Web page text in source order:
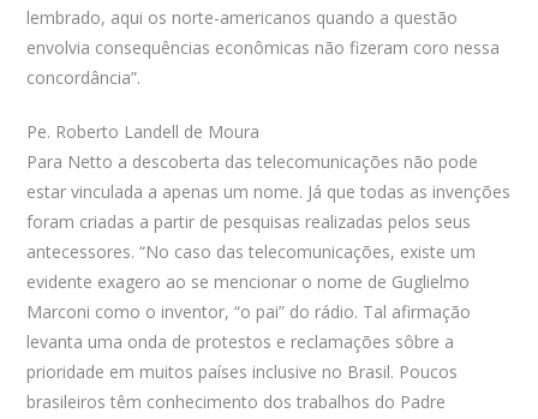
lembrado, aqui os norte-americanos quando a questão
envolvia consequências econômicas não fizeram coro nessa
concordância”.
Pe. Roberto Landell de Moura
Para Netto a descoberta das telecomunicações não pode
estar vinculada a apenas um nome. Já que todas as invenções
foram criadas a partir de pesquisas realizadas pelos seus
antecessores. “No caso das telecomunicações, existe um
evidente exagero ao se mencionar o nome de Guglielmo
Marconi como o inventor, “o pai” do rádio. Tal afirmação
levanta uma onda de protestos e reclamações sôbre a
prioridade em muitos países inclusive no Brasil. Poucos
brasileiros têm conhecimento dos trabalhos do Padre